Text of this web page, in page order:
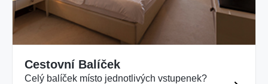
Cestovní Balíček
Celý balíček místo jednotlivých vstupenek?